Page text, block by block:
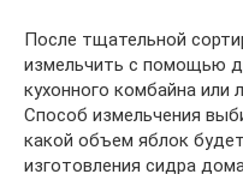
После тщательной
измельчить с помощью
кухонного комбайна или
Способ измельчения
какой объем яблок
изготовления сидра